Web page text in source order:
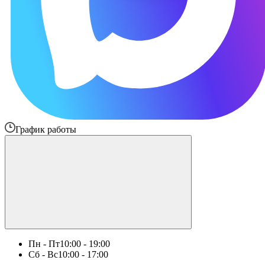
График работы
Пн - Пт10:00 - 19:00
Сб - Вс10:00 - 17:00